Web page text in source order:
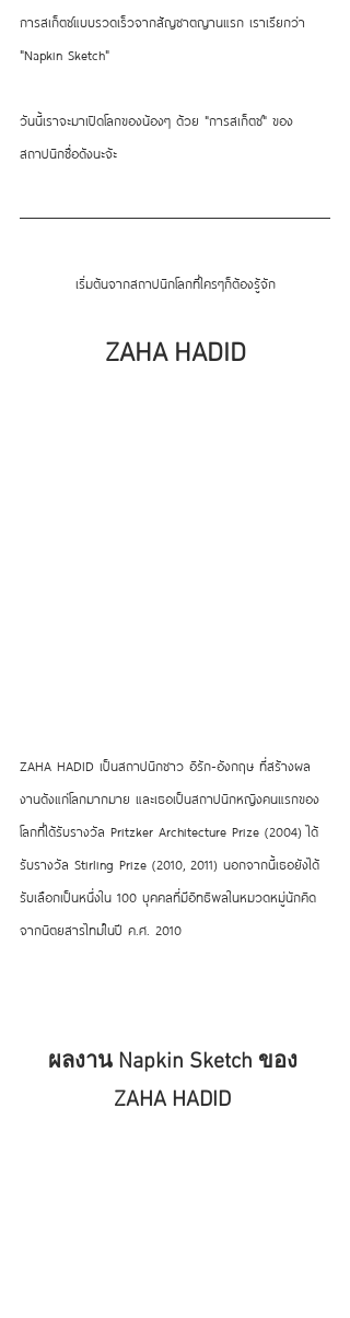
การสเก็ตช์แบบรวดเร็วจากสัญชาตญานแรก เราเรียกว่า
"Napkin Sketch"
วันนี้เราจะมาเปิดโลกของน้องๆ ด้วย "การสเก็ตช์" ของ
สถาปนิกชื่อดังนะจ้ะ
เริ่มต้นจากสถาปนิกโลกที่ใครๆก็ต้องรู้จัก
ZAHA HADID
ZAHA HADID เป็นสถาปนิกชาว อิรัก-อังกฤษ ที่สร้างผล
งานดังแก่โลกมากมาย และเธอเป็นสถาปนิกหญิงคนแรกของ
โลกที่ได้รับรางวัล Pritzker Architecture Prize (2004) ได้
รับรางวัล Stirling Prize (2010, 2011) นอกจากนี้เธอยังได้
รับเลือกเป็นหนึ่งใน 100 บุคคลที่มีอิทธิพลในหมวดหมู่นักคิด
จากนิตยสารไทม์ในปี ค.ศ. 2010
ผลงาน Napkin Sketch ของ
ZAHA HADID